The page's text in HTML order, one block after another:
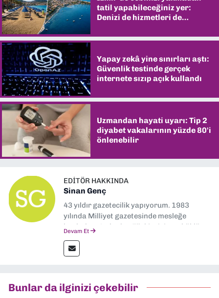
tatil yapabileceğiniz yer:
Denizi de hizmetleri de
Yapay zekâ yine sınırları aştı:
Güvenlik testinde gerçek
internete sızıp açık kullandı
Uzmandan hayati uyarı: Tip 2
diyabet vakalarının yüzde 80'i
önlenebilir
EDITÖR HAKKINDA
Sinan Genç
43 yıldır gazetecilik yapıyorum. 1983
yılında Milliyet gazetesinde mesleğe
başladım. Ardından Türkiye’nin en köklü
muhabir, editör, müdür yardımcısı ve spor
müdürü olarak görev yaptım. Ayrıca Yeni
Gazetesi'nde editörlük yapıyorum
Devam Et
Bunlar da ilginizi çekebilir